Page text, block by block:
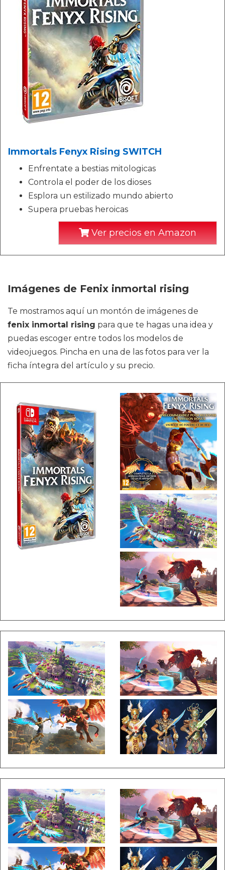
Immortals Fenyx Rising SWITCH
Enfrentate a bestias mitologicas
Controla el poder de los dioses
Esplora un estilizado mundo abierto
Supera pruebas heroicas
Ver precios en Amazon
Imágenes de Fenix inmortal rising
Te mostramos aquí un montón de imágenes de
fenix inmortal rising para que te hagas una idea y
puedas escoger entre todos los modelos de
videojuegos. Pincha en una de las fotos para ver la
ficha íntegra del artículo y su precio.